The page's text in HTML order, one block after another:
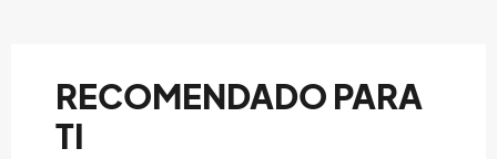
RECOMENDADO PARA
TI